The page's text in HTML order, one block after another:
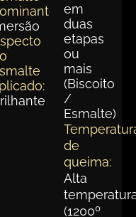
em
duas
etapas
ou
mais
(Biscoito
/
Esmalte)
de
queima:
Alta
(1200º